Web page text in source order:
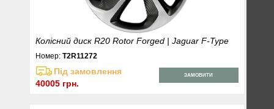
Колісний диск R20 Rotor Forged | Jaguar F-Type
Номер:T2R11272
Під замовлення
40005 грн.
ЗАМОВИТИ